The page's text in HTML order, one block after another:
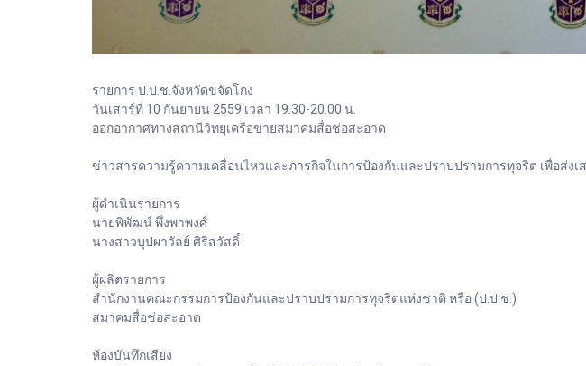
รายการ ป.ป.ช.จังหวัดขจัดโกง
วันเสาร์ที่ 10 กันยายน 2559 เวลา 19.30-20.00 น.
ออกอากาศทางสถานีวิทยุเครือข่ายสมาคมสื่อช่อสะอาด
ข่าวสารความรู้ความเคลื่อนไหวและภารกิจในการป้องกันและปราบปรามการทุจริต เพื่อส่ง
ผู้ดำเนินรายการ
นายพิพัฒน์ พึ่งพาพงศ์
นางสาวบุปผาวัลย์ ศิริสวัสดิ์
ผู้ผลิตรายการ
สำนักงานคณะกรรมการป้องกันและปราบปรามการทุจริตแห่งชาติ หรือ (ป.ป.ช.)
สมาคมสื่อช่อสะอาด
ห้องบันทึกเสียง